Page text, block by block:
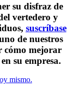
su disfraz de
vertedero y
suscríbase
de nuestros
cómo mejorar
su empresa.
mismo.